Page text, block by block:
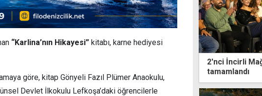
“Karlina’nın Hikayesi” kitabı, karne hediyesi
göre, kitap Gönyeli Fazıl Plümer Anaokulu,
Devlet İlkokulu Lefkoşa’daki öğrencilerle
2'nci İncirli
tamamlandı